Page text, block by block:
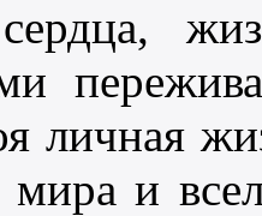
личная
мира и